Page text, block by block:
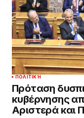
ΠΟΛΙΤΙΚΉ
Πρόταση
κυβέρνησης
Αριστερά και